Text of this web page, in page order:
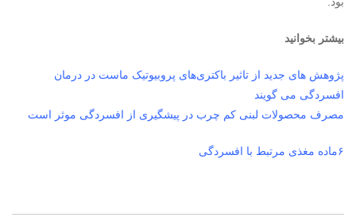
بیشتر بخوانید
پژوهش های جدید از تاثیر باکتری‌های پروبیوتیک ماست در درمان
افسردگی می گویند
مصرف محصولات لبنی کم چرب در پیشگیری از افسردگی موثر است
۶ماده مغذی مرتبط با افسردگی